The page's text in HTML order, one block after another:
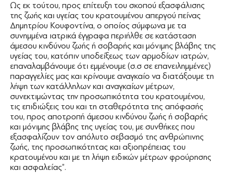
Ως εκ τούτου, προς επίτευξη του σκοπού εξασφάλισης
της ζωής και υγείας του κρατουμένου απεργού πείνας
Δημητρίου Κουφοντίνα, ο οποίος σύμφωνα με τα
συνημμένα ιατρικά έγγραφα περιήλθε σε κατάσταση
άμεσου κινδύνου ζωής ή σοβαρής και μόνιμης βλάβης της
υγείας του, κατόπιν υποδείξεως των αρμοδίων ιατρών,
επαναλαμβάνουμε ότι εμμένουμε (σ.σ σε επανειλημμένες)
παραγγελίες μας και κρίνουμε αναγκαίο να διατάξουμε τη
λήψη των κατάλληλων και αναγκαίων μέτρων,
συνεκτιμώντας την προσωπικότητα του κρατουμένου,
τις επιδιώξεις του και τη σταθερότητα της απόφασής
του, προς αποτροπή άμεσου κινδύνου ζωής ή σοβαρής
και μόνιμης βλάβης της υγείας του, με συνθήκες που
εξασφαλίζουν τον απόλυτο σεβασμό της ανθρώπινης
ζωής, της προσωπικότητας και αξιοπρέπειας του
κρατουμένου και με τη λήψη ειδικών μέτρων φρούρησης
και ασφαλείας”.